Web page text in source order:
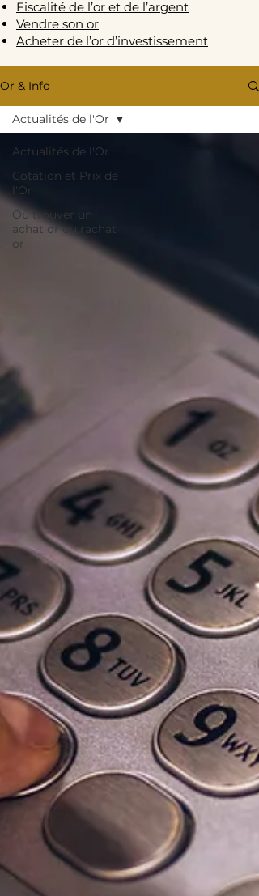
Fiscalité de l’or et de l’argent
Vendre son or
Acheter de l’or d’investissement
Or & Info
Actualités de l'Or
Cotation et Prix de
l'Or
Où trouver un
achat or ou rachat
or
Actualités de l'Or